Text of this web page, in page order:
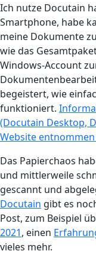
Ich nutze Docutain
Smartphone, habe
meine Dokumente
wie das
Windows-Account
begeistert, wie
funktioniert.
(Docutain Desktop,
Website
Das Papierchaos
und mittlerweile
gescannt und
Docutain gibt es
Post, zum Beispiel
2021, einen
vieles mehr.